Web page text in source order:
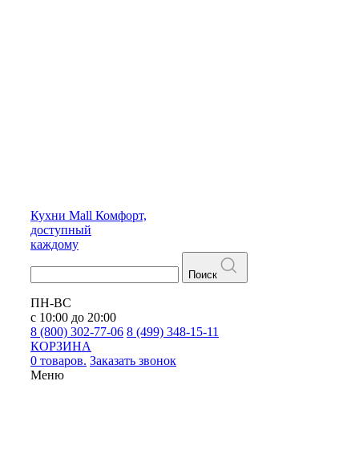
Кухни Mall Комфорт,
доступный
каждому
Поиск
ПН-ВС
с 10:00 до 20:00
8 (800) 302-77-06 8 (499) 348-15-11
КОРЗИНА
0 товаров. Заказать звонок
Меню